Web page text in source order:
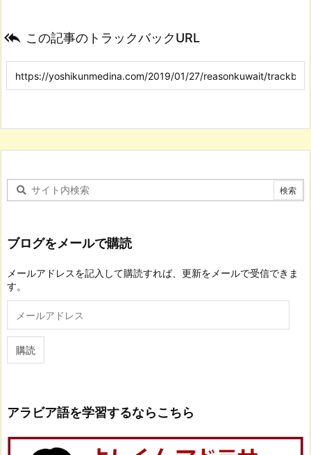
 この記事のトラックバックURL
ブログをメールで購読
メールアドレスを記入して購読すれば、更新をメールで受信できま
す。
ル
購読
アラビア語を学習するならこちら